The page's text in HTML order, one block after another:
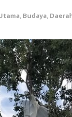
, Budaya,